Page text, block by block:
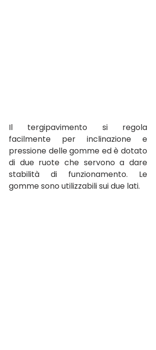
Il tergipavimento si regola
facilmente per inclinazione e
pressione delle gomme ed è dotato
di due ruote che servono a dare
stabilità di funzionamento. Le
gomme sono utilizzabili sui due lati.